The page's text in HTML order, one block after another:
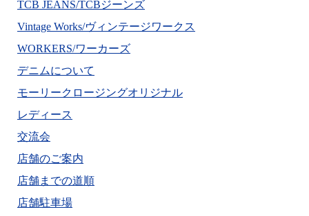
TCB JEANS/TCBジーンズ
Vintage Works/ヴィンテージワークス
WORKERS/ワーカーズ
デニムについて
モーリークロージングオリジナル
レディース
交流会
店舗のご案内
店舗までの道順
店舗駐車場